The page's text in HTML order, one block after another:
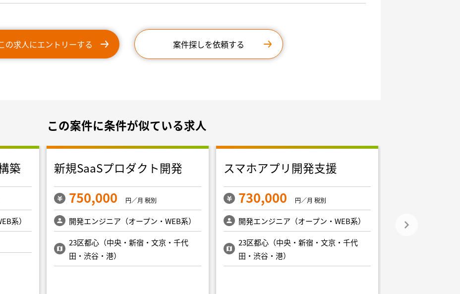
の求人にエントリーする 案件探しを依頼する
この案件に条件が似ている求人
築
系）
新規SaaSプロダクト開発
750,000 円／月 税別
開発エンジニア（オープン・WEB系）
23区都心（中央・新宿・文京・千代
田・渋谷・港）
スマホアプリ開発支援
730,000 円／月 税別
開発エンジニア（オープン・WEB系）
23区都心（中央・新宿・文京・千代
田・渋谷・港）